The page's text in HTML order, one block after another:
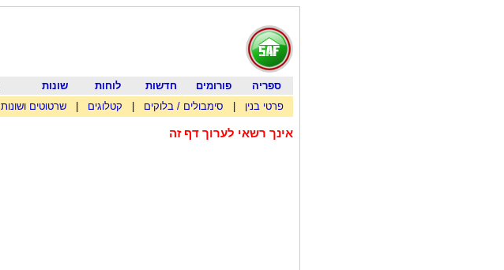
ספריה פורומים חדשות לוחות שונות
פרטי בנין
סימבולים / בלוקים קטלוגים שרטוטים ושונות
אינך רשאי לערוך דף זה